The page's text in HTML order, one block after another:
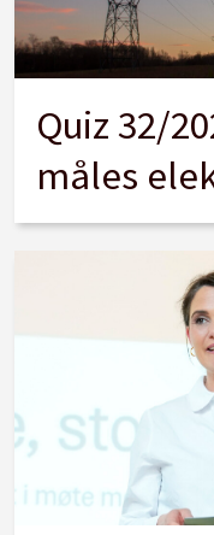
Quiz 32/
måles